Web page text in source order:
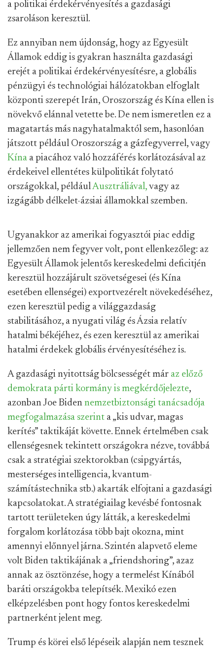
a politikai érdekérvényesítés a gazdasági
zsaroláson keresztül.
Ez annyiban nem újdonság, hogy az Egyesült
Államok eddig is gyakran használta gazdasági
erejét a politikai érdekérvényesítésre, a globális
pénzügyi és technológiai hálózatokban elfoglalt
központi szerepét Irán, Oroszország és Kína ellen is
növekvő elánnal vetette be. De nem ismeretlen ez a
magatartás más nagyhatalmaktól sem, hasonlóan
játszott például Oroszország a gázfegyverrel, vagy
Kína a piacához való hozzáférés korlátozásával az
érdekeivel ellentétes külpolitikát folytató
országokkal, példáulAusztráliával, vagy az
izgágább délkelet-ázsiai államokkal szemben.
Ugyanakkor az amerikai fogyasztói piac eddig
jellemzően nem fegyver volt, pont ellenkezőleg: az
Egyesült Államok jelentős kereskedelmi deficitjén
keresztül hozzájárult szövetségesei (és Kína
esetében ellenségei) exportvezérelt növekedéséhez,
ezen keresztül pedig a világgazdaság
stabilitásához, a nyugati világ és Ázsia relatív
hatalmi békéjéhez, és ezen keresztül az amerikai
hatalmi érdekek globális érvényesítéséhez is.
A gazdasági nyitottság bölcsességét már az előző
demokrata párti kormány is megkérdőjelezte,
azonban Joe Biden nemzetbiztonsági tanácsadója
megfogalmazása szerint a „kis udvar, magas
kerítés” taktikáját követte. Ennek értelmében csak
ellenségesnek tekintett országokra nézve, továbbá
csak a stratégiai szektorokban (csipgyártás,
mesterséges intelligencia, kvantum-
számítástechnika stb.) akarták elfojtani a gazdasági
kapcsolatokat. A stratégiailag kevésbé fontosnak
tartott területeken úgy látták, a kereskedelmi
forgalom korlátozása több bajt okozna, mint
amennyi előnnyel járna. Szintén alapvető eleme
volt Biden taktikájának a „friendshoring”, azaz
annak az ösztönzése, hogy a termelést Kínából
baráti országokba telepítsék. Mexikó ezen
elképzelésben pont hogy fontos kereskedelmi
partnerként jelent meg.
Trump és körei első lépéseik alapján nem tesznek